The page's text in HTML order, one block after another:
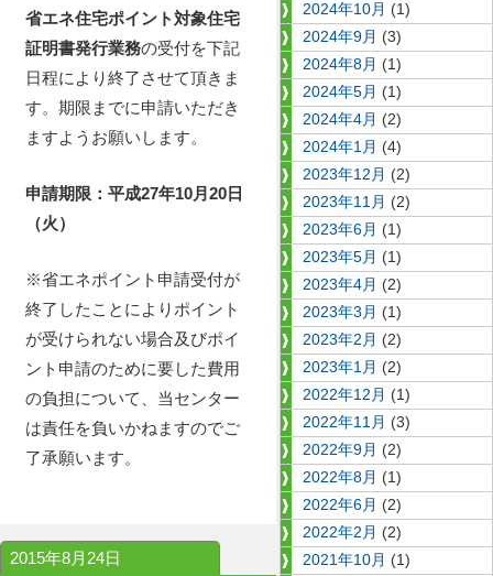
省エネ住宅ポイント対象住宅
証明書発行業務の受付を下記
日程により終了させて頂きま
す。期限までに申請いただき
ますようお願いします。
申請期限：平成27年10月 20日
（火）
※省エネポイント申請受付が
終了したことによりポイント
が受けられない場合及びポイ
ント申請のために要した費用
の負担について、当センター
は責任を負いかねますのでご
了承願います。
2015年8月24日
2024年10月 (1)
2024年9月 (3)
2024年8月 (1)
2024年5月 (1)
2024年4月 (2)
2024年1月 (4)
2023年12月 (2)
2023年11月 (2)
2023年6月 (1)
2023年5月 (1)
2023年4月 (2)
2023年3月 (1)
2023年2月 (2)
2023年1月 (2)
2022年12月 (1)
2022年11月 (3)
2022年9月 (2)
2022年8月 (1)
2022年6月 (2)
2022年2月 (2)
2021年10月 (1)